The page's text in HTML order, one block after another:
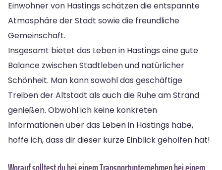
Einwohner von Hastings schätzen die entspannte
Atmosphäre der Stadt sowie die freundliche
Gemeinschaft.
Insgesamt bietet das Leben in Hastings eine gute
Balance zwischen Stadtleben und natürlicher
Schönheit. Man kann sowohl das geschäftige
Treiben der Altstadt als auch die Ruhe am Strand
genießen. Obwohl ich keine konkreten
Informationen über das Leben in Hastings habe,
hoffe ich, dass dir dieser kurze Einblick geholfen hat!